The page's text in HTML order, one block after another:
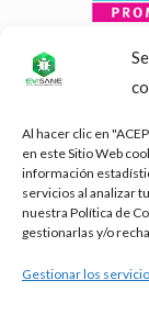
Al hacer clic en
en este Sitio Web
información
servicios al analizar
nuestra Política de
gestionarlas y/o
Gestionar los